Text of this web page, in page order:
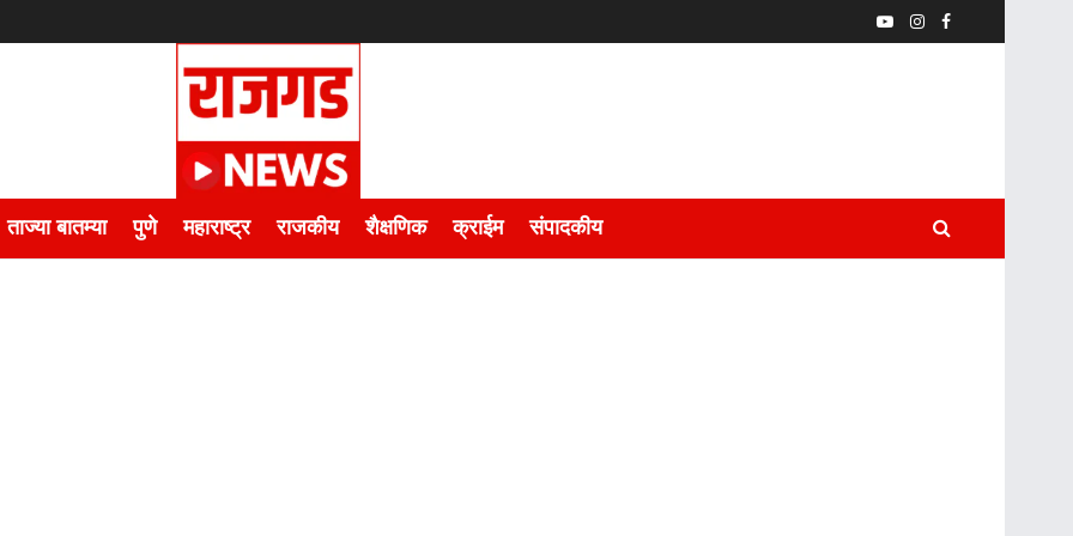
ताज्या बातम्या पुणे महाराष्ट्र राजकीय शैक्षणिक क्राईम संपादकीय